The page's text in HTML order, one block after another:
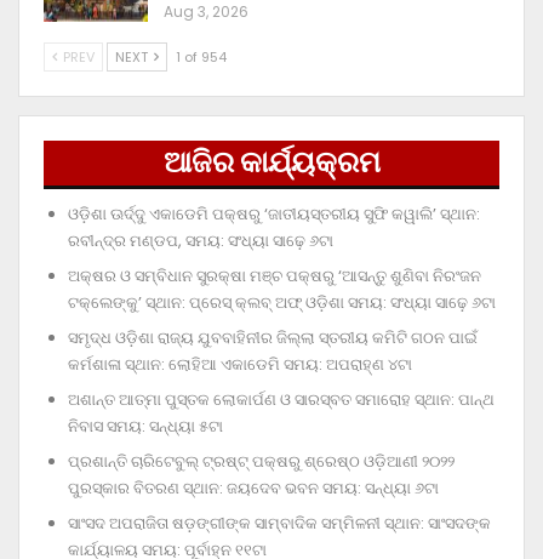
Aug 3, 2026
PREV NEXT 1 of 954
ଆଜିର କାର୍ଯ୍ୟକ୍ରମ
ଓଡ଼ିଶା ଊର୍ଦ୍ଦୁ ଏକାଡେମି ପକ୍ଷରୁ ‘ଜାତୀୟସ୍ତରୀୟ ସୁଫି କୱାଲି’ ସ୍ଥାନ:
ରବୀନ୍ଦ୍ର ମଣ୍ଡପ, ସମୟ: ସଂଧ୍ୟା ସାଢ଼େ ୬ଟା
ଅକ୍ଷର ଓ ସମ୍ବିଧାନ ସୁରକ୍ଷା ମଞ୍ଚ ପକ୍ଷରୁ ‘ଆସନ୍ତୁ ଶୁଣିବା ନିରଂଜନ
ଟକ୍‌ଲେଙ୍କୁ’ ସ୍ଥାନ: ପ୍ରେସ୍‌ କ୍ଲବ୍‌ ଅଫ୍‌ ଓଡ଼ିଶା ସମୟ: ସଂଧ୍ୟା ସାଢ଼େ ୬ଟା
ସମୃଦ୍ଧ ଓଡ଼ିଶା ରାଜ୍ୟ ଯୁବବାହିନୀର ଜିଲ୍ଲା ସ୍ତରୀୟ କମିଟି ଗଠନ ପାଇଁ
କର୍ମଶାଳା ସ୍ଥାନ: ଲୋହିଆ ଏକାଡେମି ସମୟ: ଅପରାହ୍‌ଣ ୪ଟା
ଅଶାନ୍ତ ଆତ୍ମା ପୁସ୍ତକ ଲୋକାର୍ପଣ ଓ ସାରସ୍ବତ ସମାରୋହ ସ୍ଥାନ: ପାନ୍ଥ
ନିବାସ ସମୟ: ସନ୍ଧ୍ୟା ୫ଟା
ପ୍ରଶାନ୍ତି ଚାରିଟେବୁଲ୍‌ ଟ୍ରଷ୍ଟ୍‌ ପକ୍ଷରୁ ଶ୍ରେଷ୍ଠ ଓଡ଼ିଆଣୀ ୨୦୨୨
ପୁରସ୍କାର ବିତରଣ ସ୍ଥାନ: ଜୟଦେବ ଭବନ ସମୟ: ସନ୍ଧ୍ୟା ୬ଟା
ସାଂସଦ ଅପରାଜିତା ଷଡ଼ଙ୍ଗୀଙ୍କ ସାମ୍ବାଦିକ ସମ୍ମିଳନୀ ସ୍ଥାନ: ସାଂସଦଙ୍କ
କାର୍ଯ୍ୟାଳୟ ସମୟ: ପୂର୍ବାହ୍ନ ୧୧ଟା